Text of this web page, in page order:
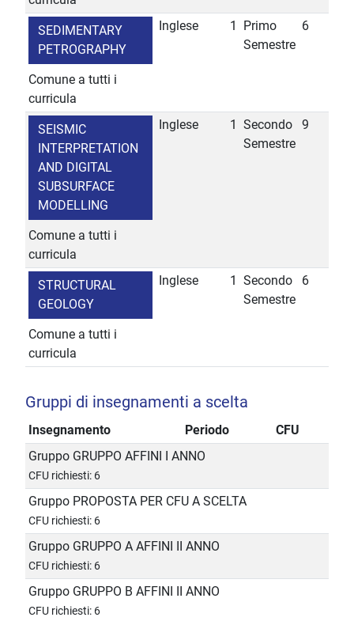
SEDIMENTARY
PETROGRAPHY
Comune a tutti i
curricula
Inglese 1
Primo
Semestre
6
SEISMIC
INTERPRETATION
AND DIGITAL
SUBSURFACE
MODELLING
Comune a tutti i
curricula
Inglese 1
Secondo
Semestre
9
STRUCTURAL
GEOLOGY
Comune a tutti i
curricula
Inglese 1
Secondo
Semestre
6
Gruppi di insegnamenti a scelta
Insegnamento Periodo
CFU
Gruppo GRUPPO AFFINI I ANNO
CFU richiesti: 6
Gruppo PROPOSTA PER CFU A SCELTA
CFU richiesti: 6
Gruppo GRUPPO A AFFINI II ANNO
CFU richiesti: 6
Gruppo GRUPPO B AFFINI II ANNO
CFU richiesti: 6